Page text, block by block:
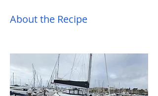
About the Recipe